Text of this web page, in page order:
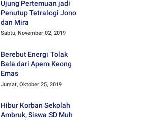
Ujung Pertemuan jadi
Penutup Tetralogi Jono
dan Mira
Sabtu, November 02, 2019
Berebut Energi Tolak
Bala dari Apem Keong
Emas
Jumat, Oktober 25, 2019
Hibur Korban Sekolah
Ambruk, Siswa SD Muh